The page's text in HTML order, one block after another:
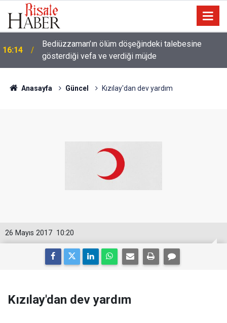
16:14
Bediüzzaman’ın ölüm döşeğindeki talebesine
gösterdiği vefa ve verdiği müjde
Anasayfa Güncel Kızılay'dan dev yardım
10:20
26 Mayıs 2017
Kızılay'dan dev yardım